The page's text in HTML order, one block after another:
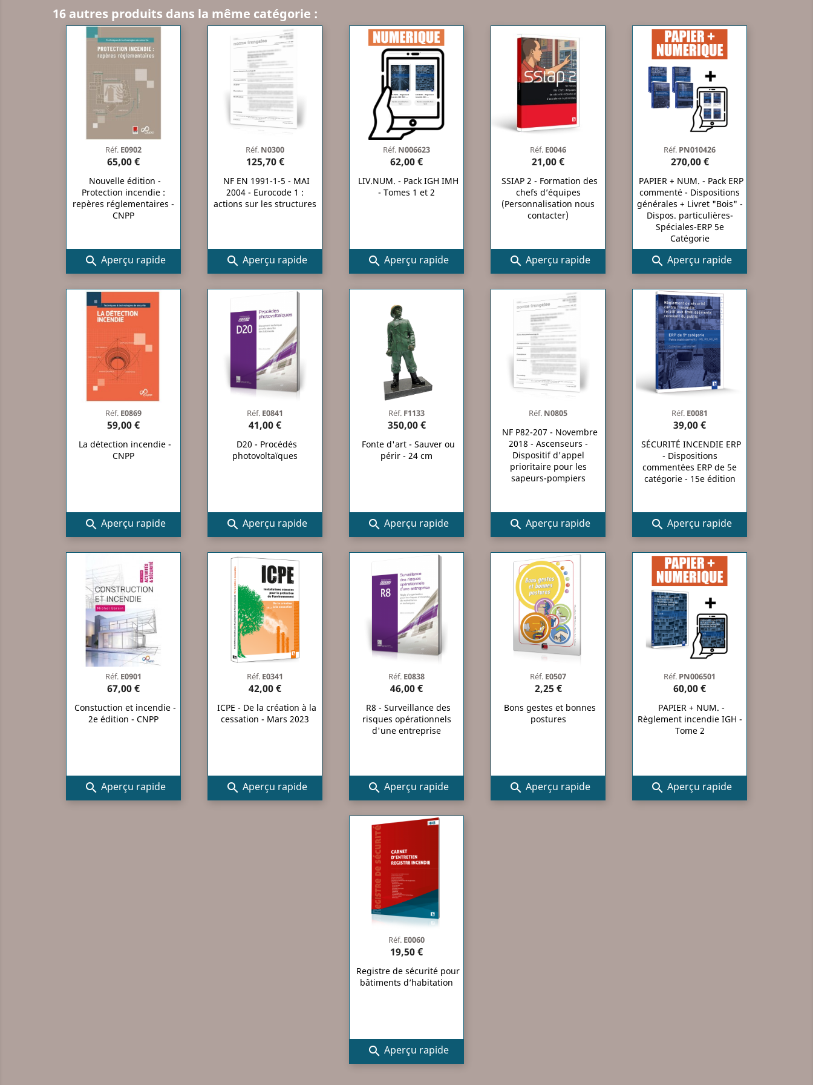
16 autres produits dans la même catégorie :
Réf. E0902
65,00 €
Nouvelle édition -
Protection incendie :
repères réglementaires -
CNPP
 Aperçu rapide
Réf. N0300
125,70 €
NF EN 1991-1-5 - MAI
2004 - Eurocode 1 :
actions sur les structures
 Aperçu rapide
Réf. N006623
62,00 €
LIV.NUM. - Pack IGH IMH
- Tomes 1 et 2
 Aperçu rapide
Réf. E0046
21,00 €
SSIAP 2 - Formation des
chefs d’équipes
(Personnalisation nous
contacter)
 Aperçu rapide
Réf. PN010426
270,00 €
PAPIER + NUM. - Pack ERP
commenté - Dispositions
générales + Livret "Bois" -
Dispos. particulières-
Spéciales-ERP 5e
Catégorie
 Aperçu rapide
Réf. E0869
59,00 €
La détection incendie -
CNPP
 Aperçu rapide
Réf. E0841
41,00 €
D20 - Procédés
photovoltaïques
 Aperçu rapide
Réf. F1133
350,00 €
Fonte d'art - Sauver ou
périr - 24 cm
 Aperçu rapide
Réf. N0805
NF P82-207 - Novembre
2018 - Ascenseurs -
Dispositif d'appel
prioritaire pour les
sapeurs-pompiers
 Aperçu rapide
Réf. E0081
39,00 €
SÉCURITÉ INCENDIE ERP
- Dispositions
commentées ERP de 5e
catégorie - 15e édition
 Aperçu rapide
Réf. E0901
67,00 €
Constuction et incendie -
2e édition - CNPP
 Aperçu rapide
Réf. E0341
42,00 €
ICPE - De la création à la
cessation - Mars 2023
 Aperçu rapide
Réf. E0838
46,00 €
R8 - Surveillance des
risques opérationnels
d'une entreprise
 Aperçu rapide
Réf. E0507
2,25 €
Bons gestes et bonnes
postures
 Aperçu rapide
Réf. PN006501
60,00 €
PAPIER + NUM. -
Règlement incendie IGH -
Tome 2
 Aperçu rapide
Réf. E0060
19,50 €
Registre de sécurité pour
bâtiments d’habitation
 Aperçu rapide